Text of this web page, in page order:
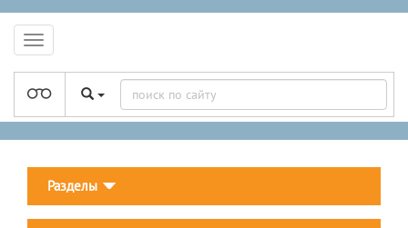
Разделы